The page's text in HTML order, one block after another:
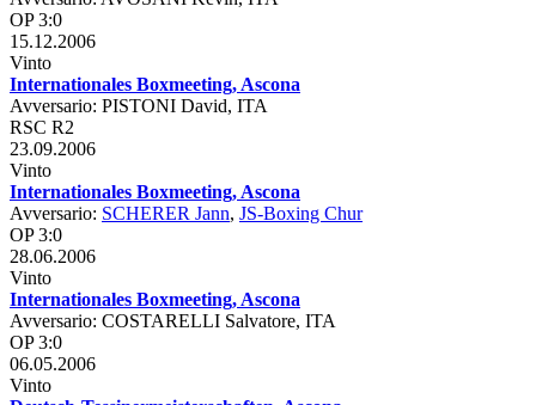
OP 3:0
15.12.2006
Vinto
Internationales Boxmeeting, Ascona
Avversario: PISTONI David, ITA
RSC R2
23.09.2006
Vinto
Internationales Boxmeeting, Ascona
Avversario: SCHERER Jann, JS-Boxing Chur
OP 3:0
28.06.2006
Vinto
Internationales Boxmeeting, Ascona
Avversario: COSTARELLI Salvatore, ITA
OP 3:0
06.05.2006
Vinto